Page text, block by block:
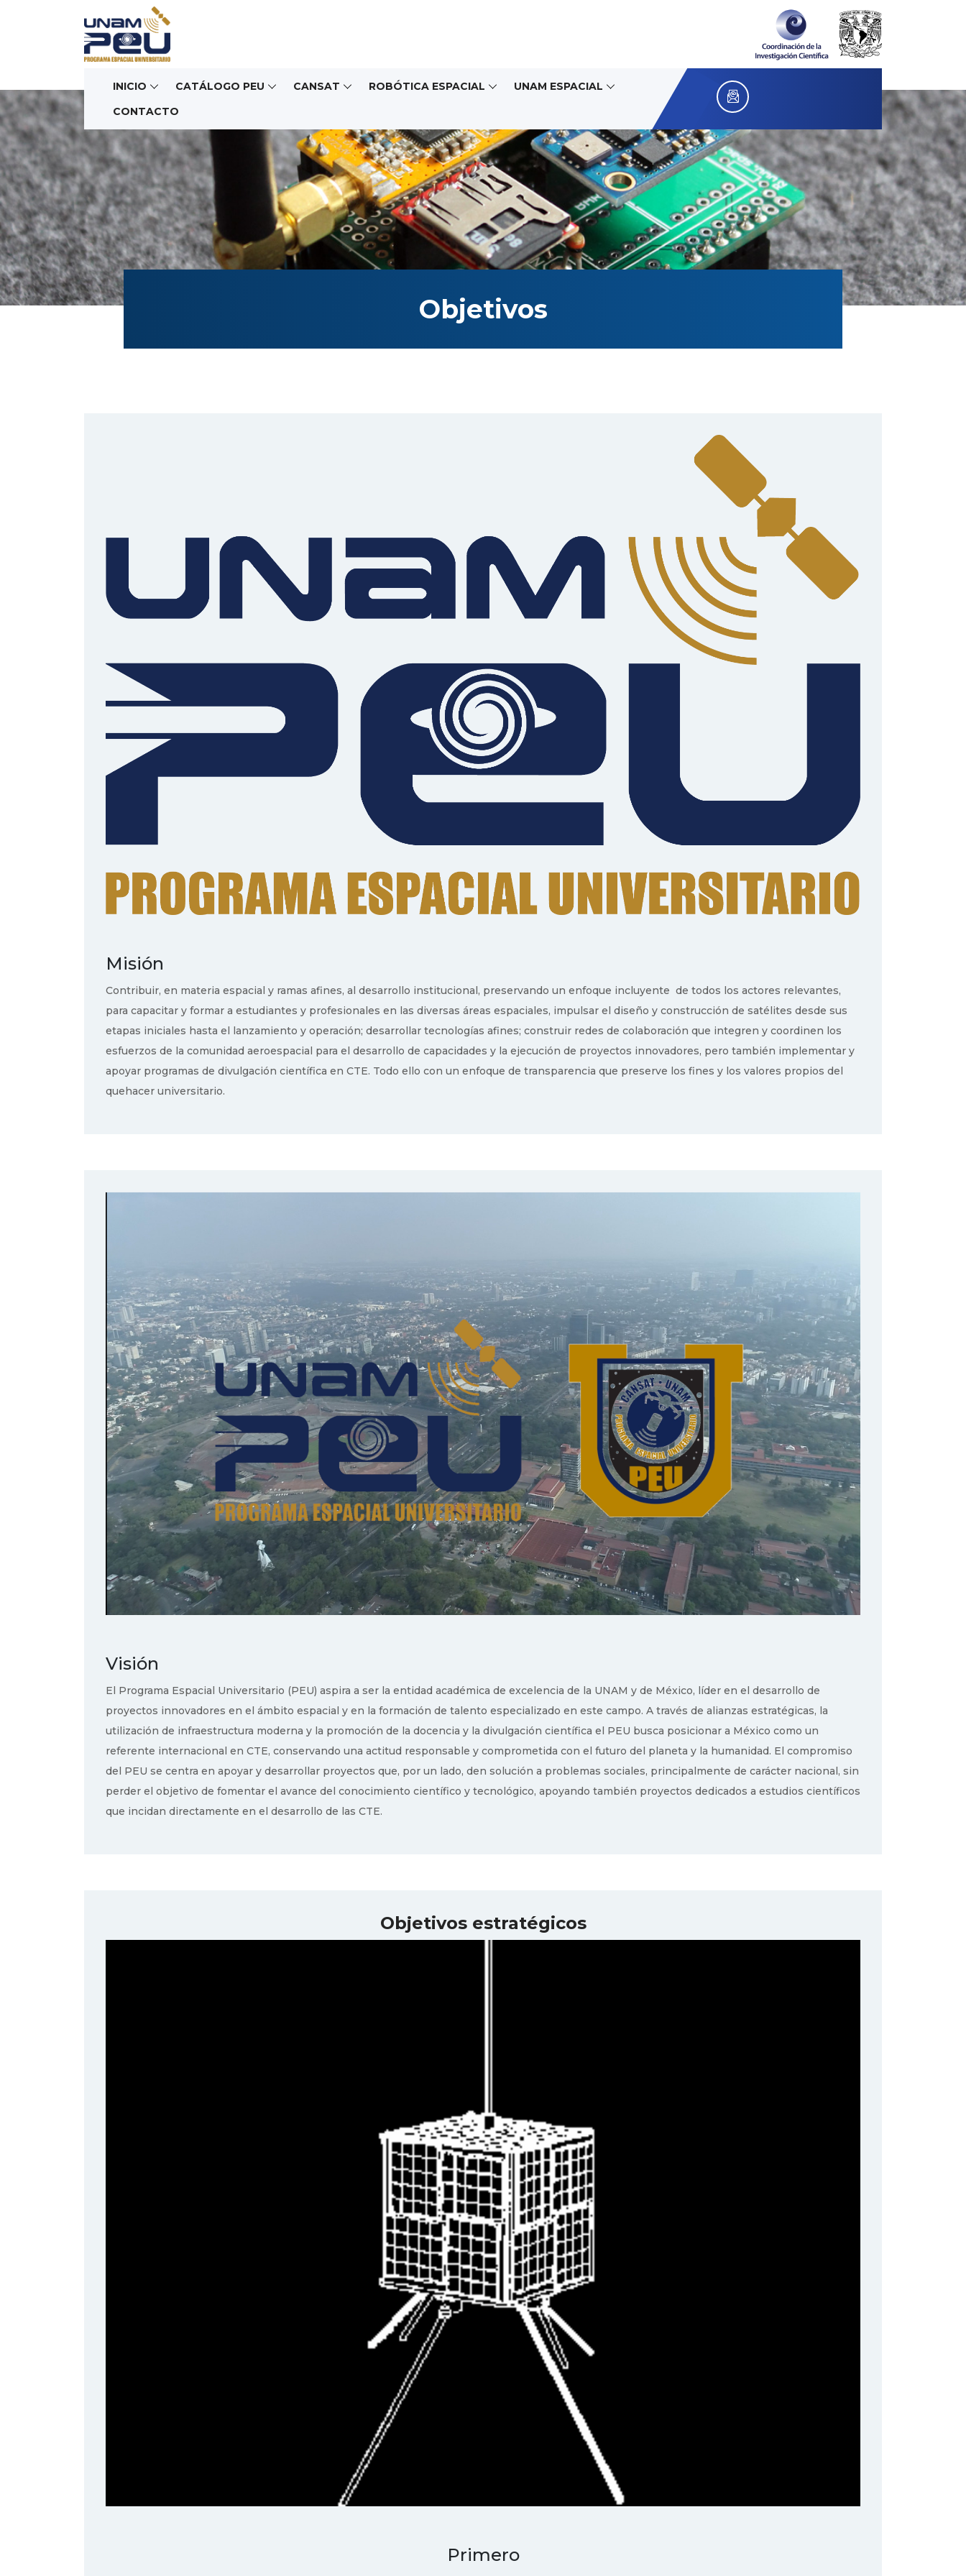
INICIO CATÁLOGO PEU CANSAT ROBÓTICA ESPACIAL
UNAM ESPACIAL
CONTACTO
peu@astro.unam.mx
Objetivos
Misión
Contribuir, en materia espacial y ramas afines, al desarrollo institucional, preservando un enfoque incluyente de todos los actores relevantes,
para capacitar y formar a estudiantes y profesionales en las diversas áreas espaciales, impulsar el diseño y construcción de satélites desde sus
etapas iniciales hasta el lanzamiento y operación; desarrollar tecnologías afines; construir redes de colaboración que integren y coordinen los
esfuerzos de la comunidad aeroespacial para el desarrollo de capacidades y la ejecución de proyectos innovadores, pero también implementar y
apoyar programas de divulgación científica en CTE. Todo ello con un enfoque de transparencia que preserve los fines y los valores propios del
quehacer universitario.
Visión
El Programa Espacial Universitario (PEU) aspira a ser la entidad académica de excelencia de la UNAM y de México, líder en el desarrollo de
proyectos innovadores en el ámbito espacial y en la formación de talento especializado en este campo. A través de alianzas estratégicas, la
utilización de infraestructura moderna y la promoción de la docencia y la divulgación científica el PEU busca posicionar a México como un
referente internacional en CTE, conservando una actitud responsable y comprometida con el futuro del planeta y la humanidad. El compromiso
del PEU se centra en apoyar y desarrollar proyectos que, por un lado, den solución a problemas sociales, principalmente de carácter nacional, sin
perder el objetivo de fomentar el avance del conocimiento científico y tecnológico, apoyando también proyectos dedicados a estudios científicos
que incidan directamente en el desarrollo de las CTE.
Objetivos estratégicos
Primero